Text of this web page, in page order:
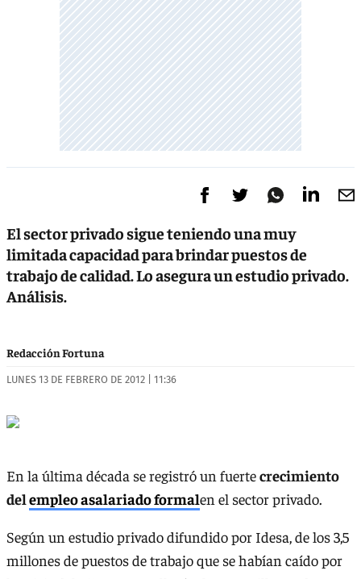
El sector privado sigue teniendo una muy
limitada capacidad para brindar puestos de
trabajo de calidad. Lo asegura un estudio privado.
Análisis.
Redacción Fortuna
LUNES 13 DE FEBRERO DE 2012 | 11:36
En la última década se registró un fuertecrecimiento
delempleo asalariado formalen el sector privado.
Según un estudio privado difundido por Idesa, de los 3,5
millones de puestos de trabajo que se habían caído por